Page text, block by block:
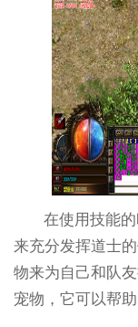
在使用技能
来充分发挥道士
物来为自己和队
宠物，它可以帮